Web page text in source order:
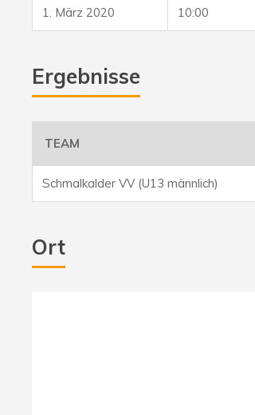
1. März 2020 10:00
Ergebnisse
TEAM
Schmalkalder VV (U13 männlich)
Ort